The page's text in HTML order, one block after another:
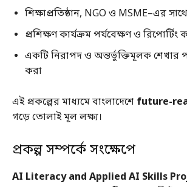
শিক্ষাপ্রতিষ্ঠান, NGO ও MSME–এর
প্রশিক্ষণ কার্যক্রম পর্যবেক্ষণ ও রিপোর্টিং
একটি নিরাপদ ও অন্তর্ভুক্তিমূলক শেখার
করা
এই প্রকল্পের মাধ্যমে বাংলাদেশে future-
গড়ে তোলাই মূল লক্ষ্য।
প্রকল্প সম্পর্কে সংক্ষেপে
AI Literacy and Applied AI Skills